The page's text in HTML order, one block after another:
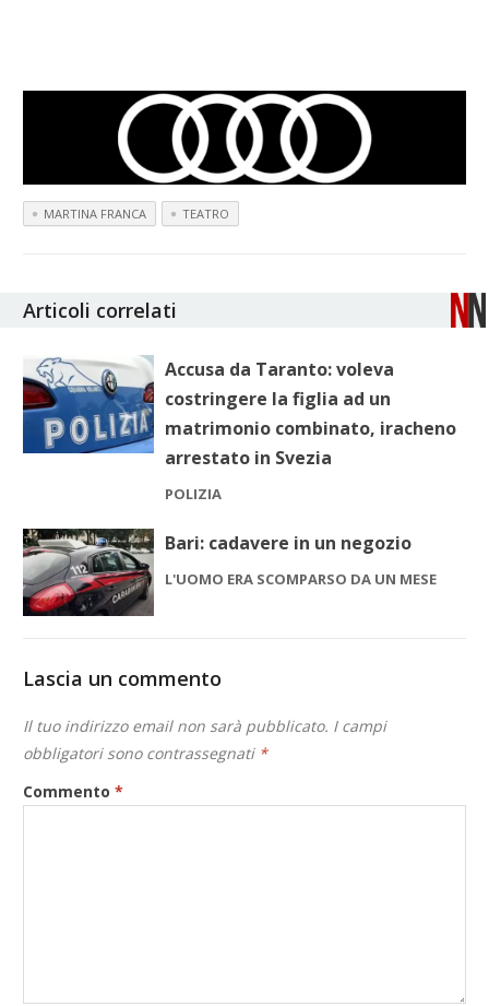
MARTINA FRANCA TEATRO
Articoli correlati
Accusa da Taranto: voleva
costringere la figlia ad un
matrimonio combinato, iracheno
arrestato in Svezia
POLIZIA
Bari: cadavere in un negozio
L'UOMO ERA SCOMPARSO DA UN MESE
Lascia un commento
Il tuo indirizzo email non sarà pubblicato. I campi
obbligatori sono contrassegnati *
Commento*